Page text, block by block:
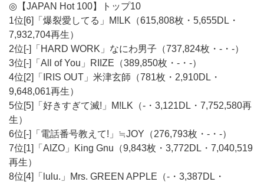
◎【JAPAN Hot 100】トップ10
1位[6]「爆裂愛してる」M!LK（615,808枚・5,655DL・
7,932,704再生）
2位[-]「HARD WORK」なにわ男子（737,824枚・-・-）
3位[-]「All of You」RIIZE（389,850枚・-・-）
4位[2]「IRIS OUT」米津玄師（781枚・2,910DL・
9,648,061再生）
5位[5]「好きすぎて滅!」M!LK（-・3,121DL・7,752,580再
生）
6位[-]「電話番号教えて!」≒JOY（276,793枚・-・-）
7位[1]「AIZO」King Gnu（9,843枚・3,772DL・7,040,519
再生）
8位[4]「lulu.」Mrs. GREEN APPLE（-・3,387DL・